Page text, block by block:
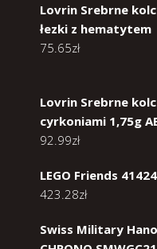
Lovrin Srebrne
łezki z hematytem
75.65zł
Lovrin Srebrne
cyrkoniami 1,75g
92.99zł
LEGO Friends
423.28zł
Swiss Military